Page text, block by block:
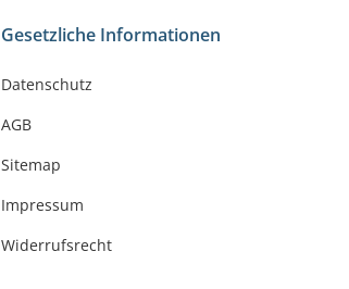
Gesetzliche Informationen
Datenschutz
AGB
Sitemap
Impressum
Widerrufsrecht